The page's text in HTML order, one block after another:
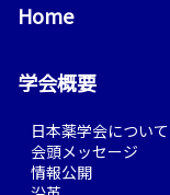
Home
学会概要
日本薬学会について
会頭メッセージ
情報公開